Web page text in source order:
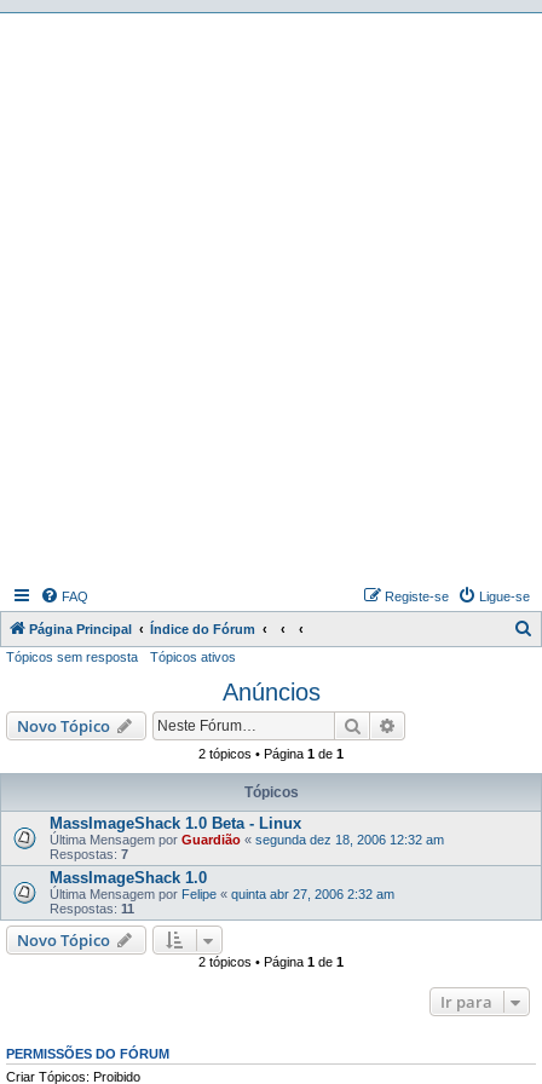
FAQ Ligue-se
Registe-se
Página Principal Índice do Fórum
i
Tópicos sem resposta Tópicos ativos
Anúncios
Novo Tópico Pesquisar
2 tópicos • Página 1 de 1
Tópicos
MassImageShack 1.0 Beta - Linux
Última Mensagem por Guardião « segunda dez 18, 2006 12:32 am
Respostas: 7
MassImageShack 1.0
Última Mensagem por Felipe « quinta abr 27, 2006 2:32 am
Respostas: 11
Novo Tópico
2 tópicos • Página 1 de 1
Ir para
PERMISSÕES DO FÓRUM
Criar Tópicos: Proibido